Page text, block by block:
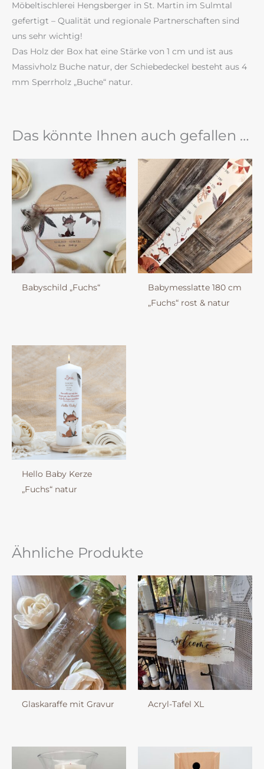
Möbeltischlerei Hengsberger in St. Martin im Sulmtal
gefertigt – Qualität und regionale Partnerschaften sind
uns sehr wichtig!
Das Holz der Box hat eine Stärke von 1 cm und ist aus
Massivholz Buche natur, der Schiebedeckel besteht aus 4
mm Sperrholz „Buche“ natur.
Das könnte Ihnen auch gefallen …
Babyschild „Fuchs“
Babymesslatte 180 cm
„Fuchs“ rost & natur
Hello Baby Kerze
„Fuchs“ natur
Ähnliche Produkte
Glaskaraffe mit Gravur Acryl-Tafel XL